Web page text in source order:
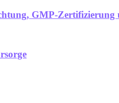
GMP-Zertifizierung